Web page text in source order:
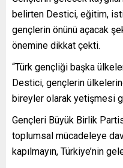
belirten Destici, eğitim,
gençlerin önünü açacak
önemine dikkat çekti.
“Türk gençliği başka
Destici, gençlerin
bireyler olarak yetişmesi
Gençleri Büyük Birlik
toplumsal mücadeleye
kapılmayın, Türkiye’nin